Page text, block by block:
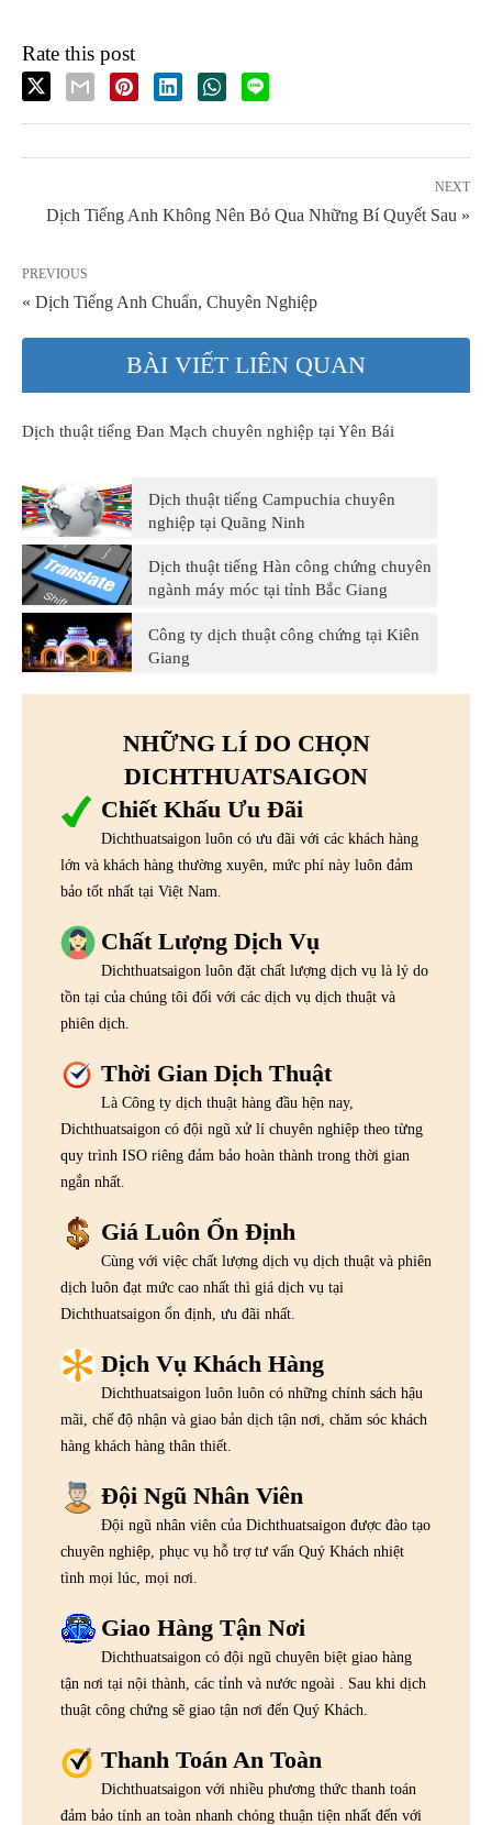
Rate this post
NEXT
Dịch Tiếng Anh Không Nên Bỏ Qua Những Bí Quyết Sau »
PREVIOUS
« Dịch Tiếng Anh Chuẩn, Chuyên Nghiệp
BÀI VIẾT LIÊN QUAN
Dịch thuật tiếng Đan Mạch chuyên nghiệp tại Yên Bái
Dịch thuật tiếng Campuchia chuyên
nghiệp tại Quãng Ninh
Dịch thuật tiếng Hàn công chứng chuyên
ngành máy móc tại tỉnh Bắc Giang
Công ty dịch thuật công chứng tại Kiên
Giang
NHỮNG LÍ DO CHỌN
DICHTHUATSAIGON
Chiết Khấu Ưu Đãi
Dichthuatsaigon luôn có ưu đãi với các khách hàng
lớn và khách hàng thường xuyên, mức phí này luôn đảm
bảo tốt nhất tại Việt Nam.
Chất Lượng Dịch Vụ
Dichthuatsaigon luôn đặt chất lượng dịch vụ là lý do
tồn tại của chúng tôi đối với các dịch vụ dịch thuật và
phiên dịch.
Thời Gian Dịch Thuật
Là Công ty dịch thuật hàng đầu hện nay,
Dichthuatsaigon có đội ngũ xử lí chuyên nghiệp theo từng
quy trình ISO riêng đảm bảo hoàn thành trong thời gian
ngắn nhất.
Giá Luôn Ổn Định
Cùng với việc chất lượng dịch vụ dịch thuật và phiên
dịch luôn đạt mức cao nhất thì giá dịch vụ tại
Dichthuatsaigon ổn định, ưu đãi nhất.
Dịch Vụ Khách Hàng
Dichthuatsaigon luôn luôn có những chính sách hậu
mãi, chế độ nhận và giao bản dịch tận nơi, chăm sóc khách
hàng khách hàng thân thiết.
Đội Ngũ Nhân Viên
Đội ngũ nhân viên của Dichthuatsaigon được đào tạo
chuyên nghiệp, phục vụ hỗ trợ tư vấn Quý Khách nhiệt
tình mọi lúc, mọi nơi.
Giao Hàng Tận Nơi
Dichthuatsaigon có đội ngũ chuyên biệt giao hàng
tận nơi tại nội thành, các tỉnh và nước ngoài . Sau khi dịch
thuật công chứng sẽ giao tận nơi đến Quý Khách.
Thanh Toán An Toàn
Dichthuatsaigon với nhiều phương thức thanh toán
đảm bảo tính an toàn nhanh chóng thuận tiện nhất đến với